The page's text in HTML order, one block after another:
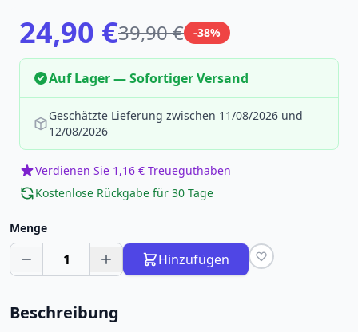
24,90 €39,90 € -38%
Auf Lager — Sofortiger Versand
Geschätzte Lieferung zwischen 11/08/2026 und
12/08/2026
Verdienen Sie 1,16 € Treueguthaben
Kostenlose Rückgabe für 30 Tage
Menge
1 Hinzufügen
Beschreibung